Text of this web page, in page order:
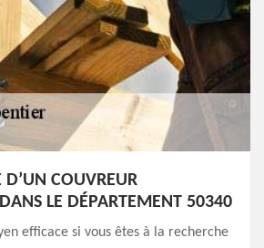
D’UN COUVREUR
LE DÉPARTEMENT 50340
efficace si vous êtes à la recherche